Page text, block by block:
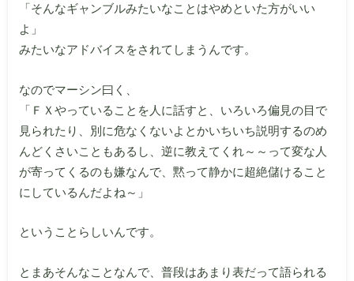
「そんなギャンブルみたいなことはやめといた方がいい
よ」
みたいなアドバイスをされてしまうんです。
なのでマーシン曰く、
「ＦＸやっていることを人に話すと、いろいろ偏見の目で
見られたり、別に危なくないよとかいちいち説明するのめ
んどくさいこともあるし、逆に教えてくれ～～って変な人
が寄ってくるのも嫌なんで、黙って静かに超絶儲けること
にしているんだよね～」
ということらしいんです。
とまあそんなことなんで、普段はあまり表だって語られる